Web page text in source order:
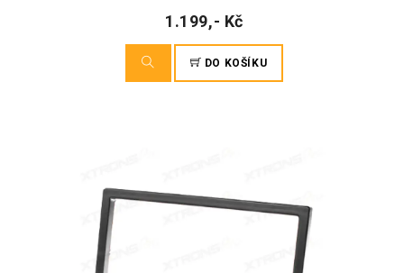
1.199,- Kč
DO KOŠÍKU